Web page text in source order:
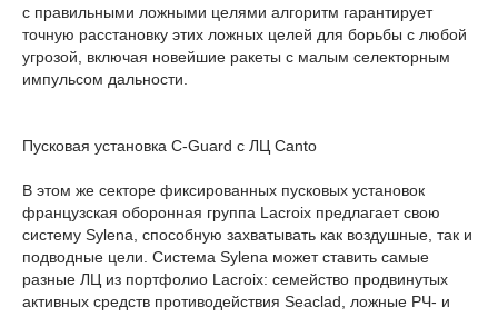
с правильными ложными целями алгоритм гарантирует
точную расстановку этих ложных целей для борьбы с любой
угрозой, включая новейшие ракеты с малым селекторным
импульсом дальности.
Пусковая установка C-Guard с ЛЦ Canto
В этом же секторе фиксированных пусковых установок
французская оборонная группа Lacroix предлагает свою
систему Sylena, способную захватывать как воздушные, так и
подводные цели. Система Sylena может ставить самые
разные ЛЦ из портфолио Lacroix: семейство продвинутых
активных средств противодействия Seaclad, ложные РЧ- и